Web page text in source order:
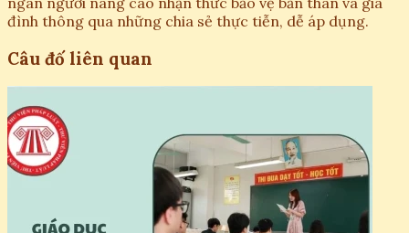
đình thông qua những chia sẻ thực tiễn, dễ áp dụng.
Câu đố liên quan